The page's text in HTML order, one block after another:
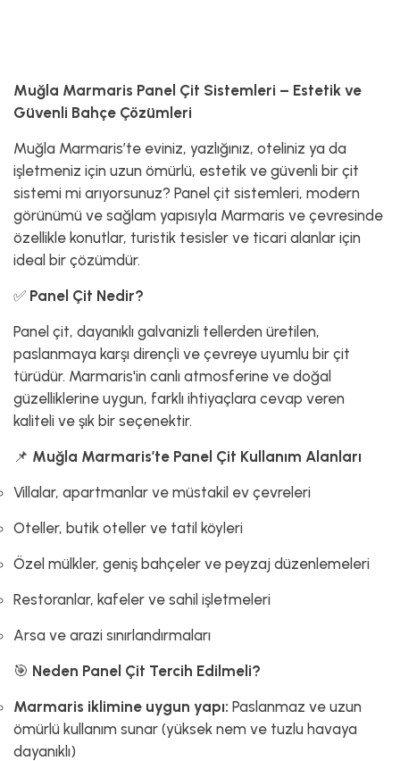
Muğla Marmaris Panel Çit Sistemleri – Estetik ve
Güvenli Bahçe Çözümleri
Muğla Marmaris’te eviniz, yazlığınız, oteliniz ya da
işletmeniz için uzun ömürlü, estetik ve güvenli bir çit
sistemi mi arıyorsunuz? Panel çit sistemleri, modern
görünümü ve sağlam yapısıyla Marmaris ve çevresinde
özellikle konutlar, turistik tesisler ve ticari alanlar için
ideal bir çözümdür.
✅ Panel Çit Nedir?
Panel çit, dayanıklı galvanizli tellerden üretilen,
paslanmaya karşı dirençli ve çevreye uyumlu bir çit
türüdür. Marmaris'in canlı atmosferine ve doğal
güzelliklerine uygun, farklı ihtiyaçlara cevap veren
kaliteli ve şık bir seçenektir.
📌 Muğla Marmaris’te Panel Çit Kullanım Alanları
Villalar, apartmanlar ve müstakil ev çevreleri
Oteller, butik oteller ve tatil köyleri
Özel mülkler, geniş bahçeler ve peyzaj düzenlemeleri
Restoranlar, kafeler ve sahil işletmeleri
Arsa ve arazi sınırlandırmaları
🎯 Neden Panel Çit Tercih Edilmeli?
Marmaris iklimine uygun yapı: Paslanmaz ve uzun
ömürlü kullanım sunar (yüksek nem ve tuzlu havaya
dayanıklı)